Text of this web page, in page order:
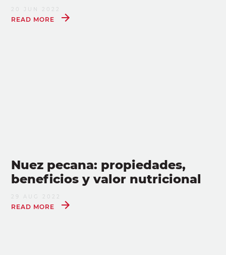
20 JUN 2022
READ MORE
Nuez pecana: propiedades,
beneficios y valor nutricional
29 AUG 2022
READ MORE